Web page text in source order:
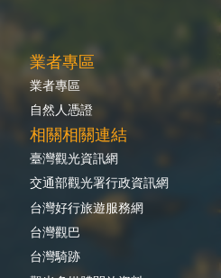
業者專區
業者專區
自然人憑證
相關相關連結
臺灣觀光資訊網
交通部觀光署行政資訊網
台灣好行旅遊服務網
台灣觀巴
台灣騎跡